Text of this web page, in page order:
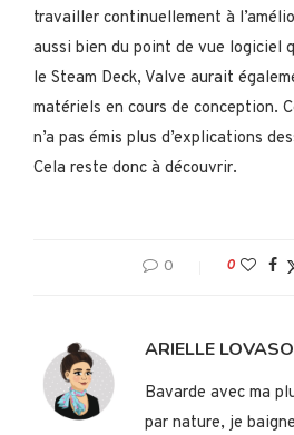
travailler continuellement à
aussi bien du point de vue logiciel
le Steam Deck, Valve aurait
matériels en cours de conception.
n’a pas émis plus d’explications
Cela reste donc à découvrir.
0 0
ARIELLE
Bavarde avec ma
par nature, je